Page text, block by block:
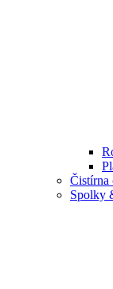
Čistírna
Spolky